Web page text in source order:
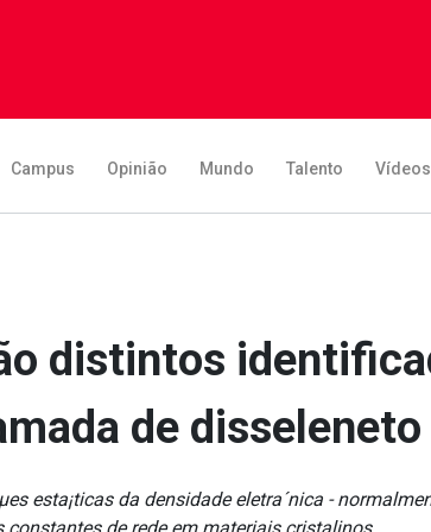
Campus Opinião Mundo Talento Vídeos
distintos
de disseleneto
esta¡ticas da densidade eletra´nica -